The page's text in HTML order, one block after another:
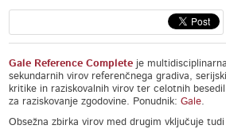
Gale Reference Complete je
sekundarnih virov referenčnega gradiva,
kritike in raziskovalnih virov ter celotnih
za raziskovanje zgodovine. Ponudnik:Gale.
Obsežna zbirka virov med drugim vključuje